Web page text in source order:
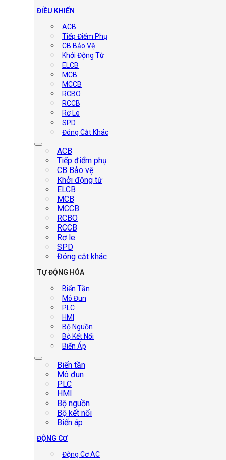
ĐIỀU KHIỂN
ACB
Tiếp Điểm Phụ
CB Bảo Vệ
Khởi Động Từ
ELCB
MCB
MCCB
RCBO
RCCB
Rơ Le
SPD
Đóng Cắt Khác
ACB
Tiếp điểm phụ
CB Bảo vệ
Khởi động từ
ELCB
MCB
MCCB
RCBO
RCCB
Rơ le
SPD
Đóng cắt khác
TỰ ĐỘNG HÓA
Biến Tần
Mô Đun
PLC
HMI
Bộ Nguồn
Bộ Kết Nối
Biến Áp
Biến tần
Mô đun
PLC
HMI
Bộ nguồn
Bộ kết nối
Biến áp
ĐỘNG CƠ
Động Cơ AC